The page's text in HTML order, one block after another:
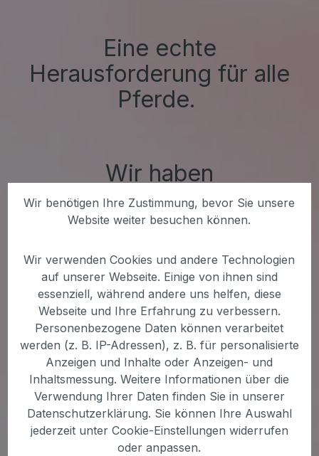
Eine echte
Herausforderung für alle
Pferde.
Wir haben
dieperfekten
Frühlingshelferfür
die optimal
Unterstützung!
HBD’s® HeparMin®
Leberunterstützung & Energieboost
DerFellwechselist anstrengend, unddie Leber
zentrale Rolle.HBD’s® HeparMin®
Wir benötigen Ihre Zustimmung, bevor Sie unsere
Website weiter besuchen können.
Wir verwenden Cookies und andere Technologien
auf unserer Webseite. Einige von ihnen sind
essenziell, während andere uns helfen, diese
Webseite und Ihre Erfahrung zu verbessern.
Personenbezogene Daten können verarbeitet
werden (z. B. IP-Adressen), z. B. für personalisierte
Anzeigen und Inhalte oder Anzeigen- und
Inhaltsmessung. Weitere Informationen über die
Verwendung Ihrer Daten finden Sie in unserer
Datenschutzerklärung. Sie können Ihre Auswahl
jederzeit unter Cookie-Einstellungen widerrufen
oder anpassen.